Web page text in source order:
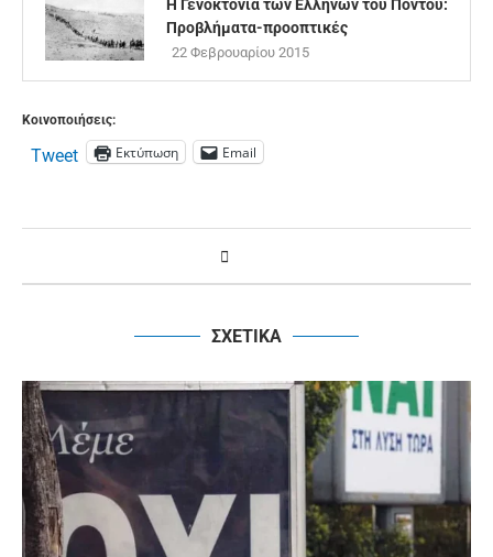
Η Γενοκτονία των Ελλήνων του Πόντου:
Προβλήματα-προοπτικές
22 Φεβρουαρίου 2015
Κοινοποιήσεις:
Tweet Εκτύπωση Email
ΣΧΕΤΙΚΑ